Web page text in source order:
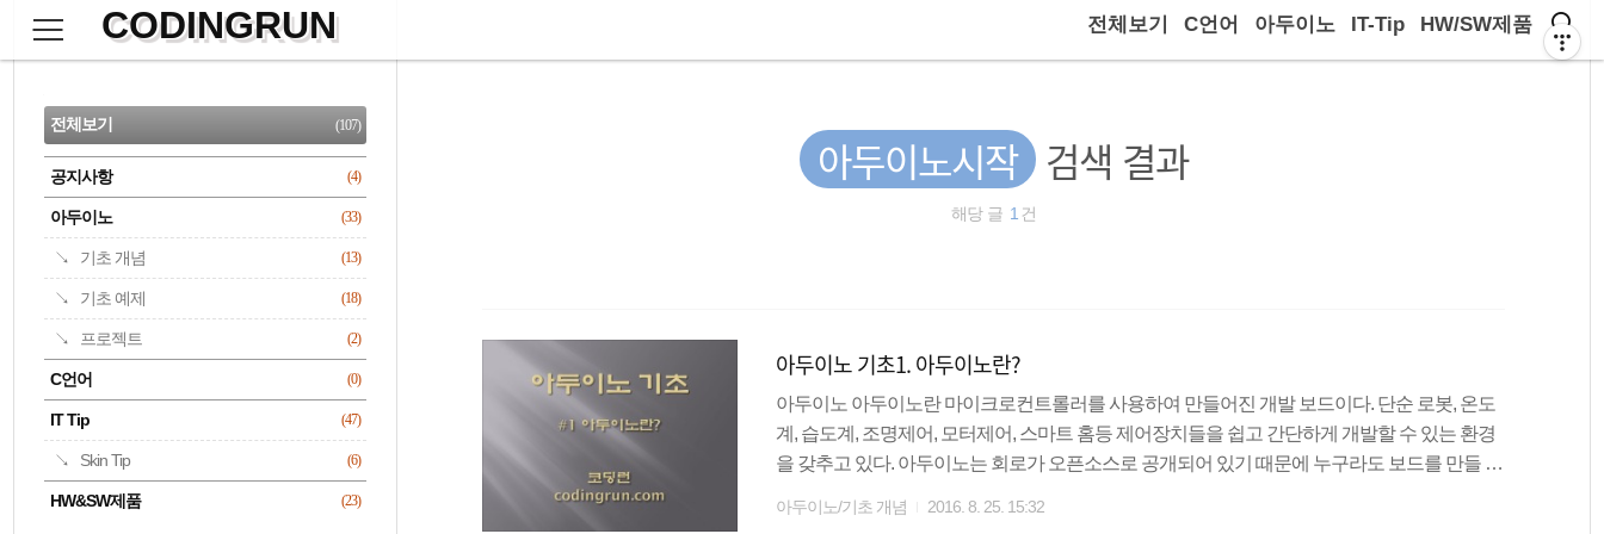
으
CODINGRUN 전체보기 C언어 아두이노 IT-Tip HW/SW제품
아두이노시작 검색 결과
해당 글 1 건
아두이노 기초1. 아두이노란?
아두이노 아두이노란 마이크로컨트롤러를 사용하여 만들어진 개발 보드이다. 단순 로봇, 온도
계, 습도계, 조명제어, 모터제어, 스마트 홈등 제어장치들을 쉽고 간단하게 개발할 수 있는 환경
을 갖추고 있다. 아두이노는 회로가 오픈소스로 공개되어 있기 때문에 누구라도 보드를 만들 수
아두이노/기초 개념 2016. 8. 25. 15:32
CATEGORY
전체보기 (107)
공지사항 (4)
아두이노 (33)
기초 개념 (13)
기초 예제 (18)
프로젝트 (2)
C언어 (0)
IT Tip (47)
Skin Tip (6)
HW&SW제품 (23)
검